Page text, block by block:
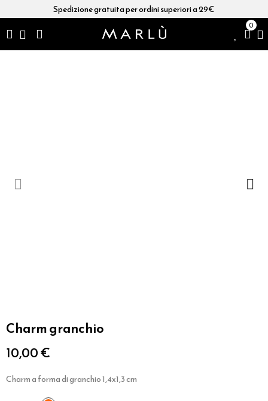
Spedizione gratuita per ordini superiori a 29€
0
Charm granchio
10,00 €
Charm a forma di granchio 1,4x1,3 cm